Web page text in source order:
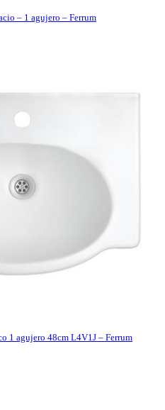
– 1 agujero – Ferrum
1 agujero 48cm L4V1J – Ferrum